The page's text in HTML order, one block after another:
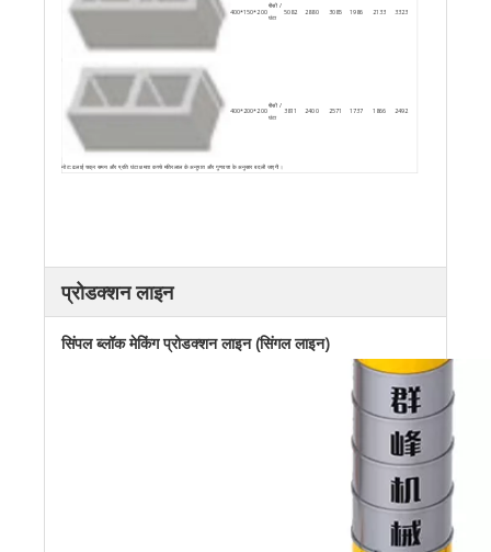
400*150*200
पीसी /
घंटा
5082 2880 3085 1986 2133 3323
400*200*200
पीसी /
घंटा
3811 2400 2571 1737 1866 2492
नोट: ढलाई चक्र समय और प्रति घंटा क्षमता कच्चे मतिरलाल के अनुपात और गुणवत्ता के अनुसार बदली जाएगी।
प्रोडक्शन लाइन
सिंपल ब्लॉक मेकिंग प्रोडक्शन लाइन (सिंगल लाइन)